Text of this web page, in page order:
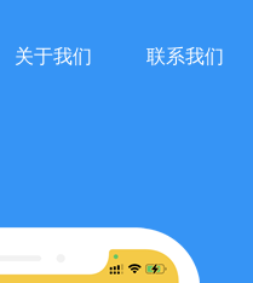
关于我们 联系我们